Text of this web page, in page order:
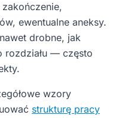
ewentualne aneksy.
drobne, jak
rozdziału — często
wzory
strukturę pracy